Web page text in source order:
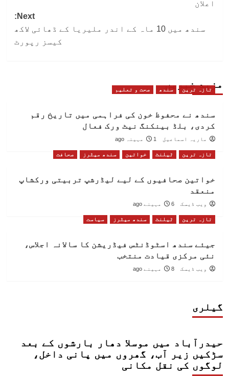
اعلان
Next:
سندھ میں 10 ماہ کے اندر ملیریا کے ڈھائی لاکھ
کیسز رپورٹ
مزید خبریں
تازہ ترین سندھ صحت و تعلیم
سندھ نے محفوظ خون کی فراہمی میں تاریخ رقم
کردی، بلڈ بینکنگ نیٹ ورک فعال
ماریہ اسماعیل 1 مہینہ ago
تازہ ترین ٹیلنٹ خواتین سندھ میٹرز صحافت
خواتین صحافیوں کے لیے لیڈرشپ تربیتی ورکشاپ
منعقد
ویب ڈیسک 6 مہینے ago
تازہ ترین ٹیلنٹ سندھ میٹرز سیاست
جیئے سندھ اسٹوڈنٹس فیڈریشن کا سالانہ اجلاس،
نئی مرکزی قیادت منتخب
ویب ڈیسک 8 مہینے ago
گیلری
حیدرآباد میں موسلا دھار بارشوں کے بعد
سڑکیں زیر آب، گھروں میں پانی داخل،
لوگوں کی نقل مکانی